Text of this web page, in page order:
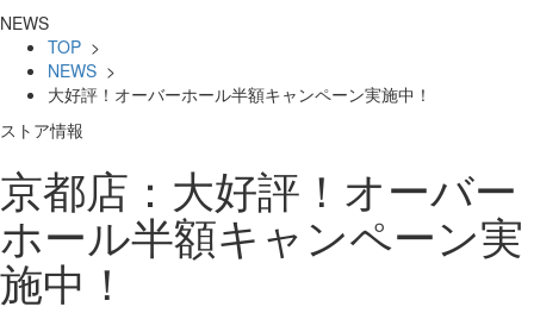
NEWS
TOP >
NEWS >
大好評！オーバーホール半額キャンペーン実施中！
ストア情報
京都店：大好評！オーバー
ホール半額キャンペーン実
施中！